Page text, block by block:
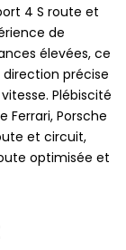
4 S route et
de
élevées, ce
précise
Plébiscité
Porsche
et circuit,
optimisée et